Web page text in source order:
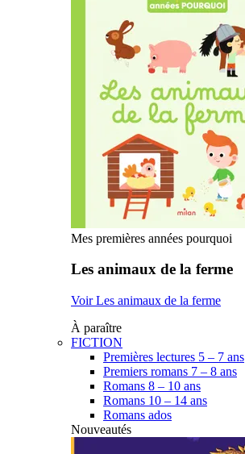
Mes premières années pourquoi
Les animaux de la ferme
Voir Les animaux de la ferme
À paraître
FICTION
Premières lectures 5 – 7 ans
Premiers romans 7 – 8 ans
Romans 8 – 10 ans
Romans 10 – 14 ans
Romans ados
Nouveautés